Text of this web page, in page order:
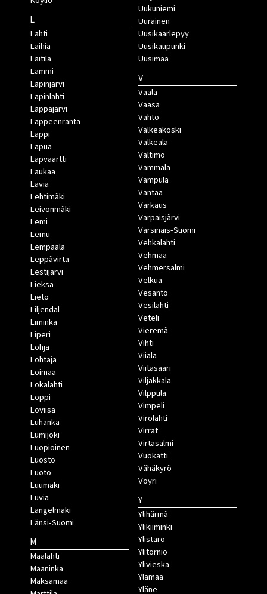
L
Lahti
Laihia
Laitila
Lammi
Lapinjärvi
Lapinlahti
Lappajärvi
Lappeenranta
Lappi
Lapua
Lapväärtti
Laukaa
Lavia
Lehtimäki
Leivonmäki
Lemi
Lemu
Lempäälä
Leppävirta
Lestijärvi
Lieksa
Lieto
Liljendal
Liminka
Liperi
Lohja
Lohtaja
Loimaa
Lokalahti
Loppi
Loviisa
Luhanka
Lumijoki
Luopioinen
Luosto
Luoto
Luumäki
Luvia
Längelmäki
Länsi-Suomi
M
Maalahti
Maaninka
Maksamaa
Uukuniemi
Uurainen
Uusikaarlepyy
Uusikaupunki
Uusimaa
V
Vaala
Vaasa
Vahto
Valkeakoski
Valkeala
Valtimo
Vammala
Vampula
Vantaa
Varkaus
Varpaisjärvi
Varsinais-Suomi
Vehkalahti
Vehmaa
Vehmersalmi
Velkua
Vesanto
Vesilahti
Veteli
Vieremä
Vihti
Viiala
Viitasaari
Viljakkala
Vilppula
Vimpeli
Virolahti
Virrat
Virtasalmi
Vuokatti
Vähäkyrö
Vöyri
Y
Ylihärmä
Ylikiiminki
Ylistaro
Ylitornio
Ylivieska
Ylämaa
Yläne